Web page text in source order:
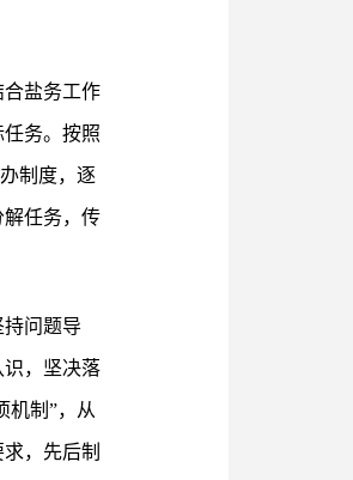
盐务工作
务。按照
制度，逐
任务，传
持问题导
，坚决落
机制”，从
，先后制